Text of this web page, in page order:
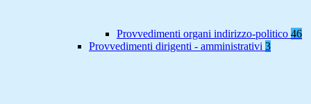
Provvedimenti organi indirizzo-politico 46
Provvedimenti dirigenti - amministrativi 3